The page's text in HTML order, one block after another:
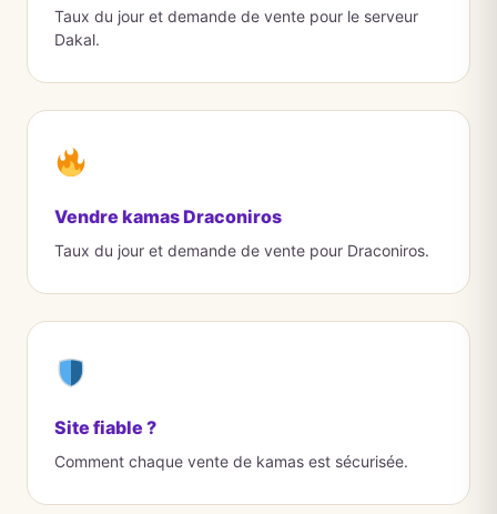
Taux du jour et demande de vente pour le serveur
Dakal.
Vendre kamas Draconiros
Taux du jour et demande de vente pour Draconiros.
Site fiable ?
Comment chaque vente de kamas est sécurisée.